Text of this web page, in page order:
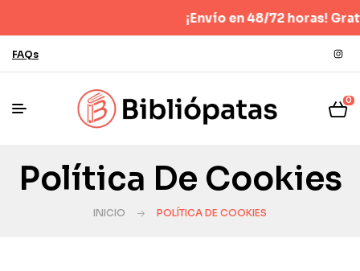
¡Envío en 48/72 horas! Gratis
FAQs
0
Política De Cookies
INICIO POLÍTICA DE COOKIES